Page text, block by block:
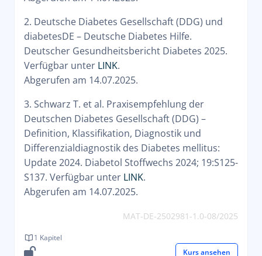
2. Deutsche Diabetes Gesellschaft (DDG) und
diabetesDE – Deutsche Diabetes Hilfe.
Deutscher Gesundheitsbericht Diabetes 2025.
Verfügbar unter LINK.
Abgerufen am 14.07.2025.
3. Schwarz T. et al. Praxisempfehlung der
Deutschen Diabetes Gesellschaft (DDG) –
Definition, Klassifikation, Diagnostik und
Differenzialdiagnostik des Diabetes mellitus:
Update 2024. Diabetol Stoffwechs 2024; 19:S125-
S137. Verfügbar unter LINK.
Abgerufen am 14.07.2025.
MAT-DE-2502981-1.0-08/2025
1 Kapitel
Kurs ansehen